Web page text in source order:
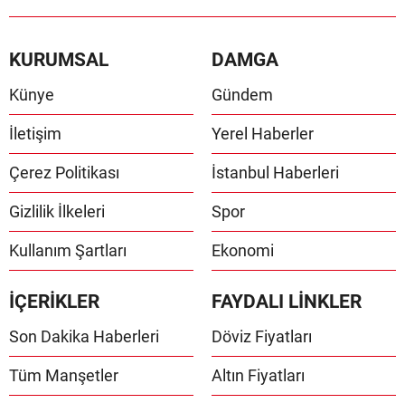
KURUMSAL
Künye
İletişim
Çerez Politikası
Gizlilik İlkeleri
Kullanım Şartları
DAMGA
Gündem
Yerel Haberler
İstanbul Haberleri
Spor
Ekonomi
İÇERİKLER
Son Dakika Haberleri
Tüm Manşetler
FAYDALI LİNKLER
Döviz Fiyatları
Altın Fiyatları